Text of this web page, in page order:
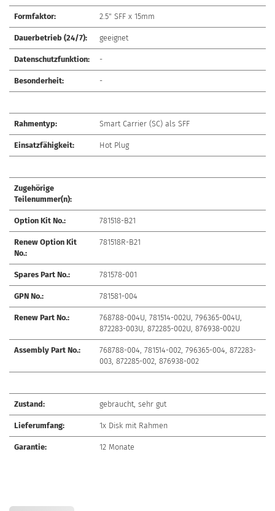
Formfaktor: 2.5" SFF x 15mm
Dauerbetrieb (24/7): geeignet
Datenschutzfunktion: -
Besonderheit: -
Rahmentyp: Smart Carrier (SC) als SFF
Einsatzfähigkeit: Hot Plug
Zugehörige
Teilenummer(n):
Option Kit No.: 781518-B21
Renew Option Kit
No.:
781518R-B21
Spares Part No.: 781578-001
GPN No.: 781581-004
Renew Part No.:
768788-004U, 781514-002U, 796365-004U,
872283-003U, 872285-002U, 876938-002U
Assembly Part No.:
768788-004, 781514-002, 796365-004, 872283-
003, 872285-002, 876938-002
Zustand: gebraucht, sehr gut
Lieferumfang: 1x Disk mit Rahmen
Garantie: 12 Monate